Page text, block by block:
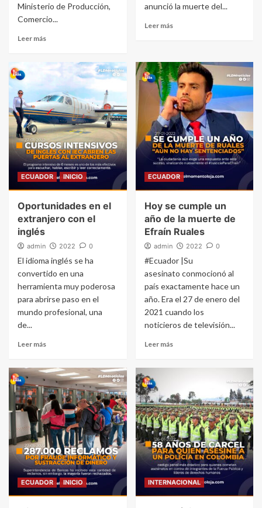
Ministerio de Producción,
Comercio...
Leer más
anunció la muerte del...
Leer más
ECUADOR INICIO
Oportunidades en el
extranjero con el
inglés
admin 2022 0
El idioma inglés se ha
convertido en una
herramienta muy poderosa
para abrirse paso en el
mundo profesional, una
de...
Leer más
ECUADOR
Hoy se cumple un
año de la muerte de
Efraín Ruales
admin 2022 0
#Ecuador |Su
asesinato conmocionó al
país exactamente hace un
año. Era el 27 de enero del
2021 cuando los
noticieros de televisión...
Leer más
ECUADOR INICIO INTERNACIONAL